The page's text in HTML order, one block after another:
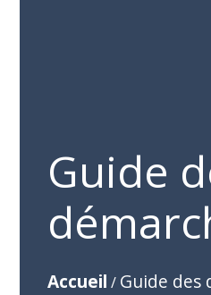
Guide
Accueil / Guide des